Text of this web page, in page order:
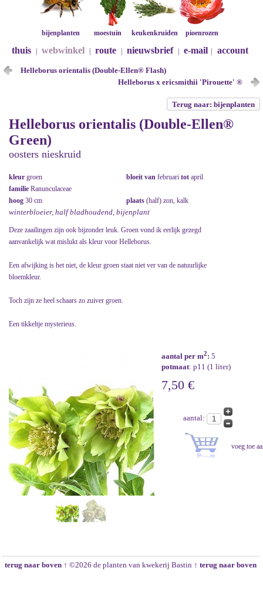
bijenplanten moestuin keukenkruiden pioenrozen
thuis webwinkel route nieuwsbrief e-mail account
Helleborus orientalis (Double-Ellen® Flash)
Helleborus x ericsmithii 'Pirouette' ®
Terug naar: bijenplanten
Helleborus orientalis (Double-Ellen®
Green)
oosters nieskruid
kleur groen bloeit van februari tot april
familie Ranunculaceae
hoog 30 cm plaats (half) zon, kalk
winterbloeier, half bladhoudend, bijenplant
Deze zaailingen zijn ook bijzonder leuk. Groen vond ik eerlijk gezegd
aanvankelijk wat mislukt als kleur voor Helleborus.
Een afwijking is het niet, de kleur groen staat niet ver van de natuurlijke
bloemkleur.
Toch zijn ze heel schaars zo zuiver groen.
Een tikkeltje mysterieus.
aantal per m2: 5
potmaat: p11 (1 liter)
7,50 €
aantal:
terug naar boven ↑ ©2026 de planten van kwekerij Bastin ↑ terug naar boven